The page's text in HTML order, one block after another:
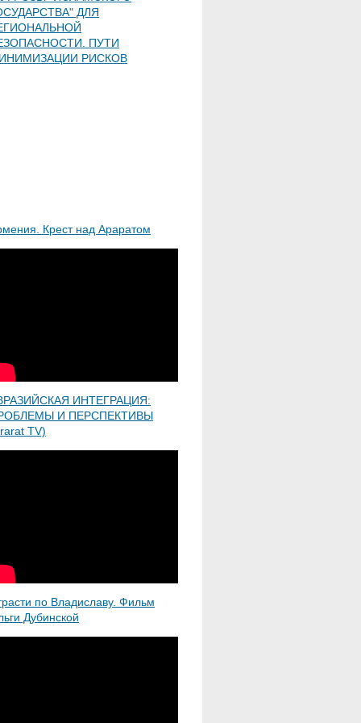
ДЛЯ
ПУТИ
РИСКОВ
Крест над Араратом
ИНТЕГРАЦИЯ:
И ПЕРСПЕКТИВЫ
TV)
по Владиславу. Фильм
Дубинской